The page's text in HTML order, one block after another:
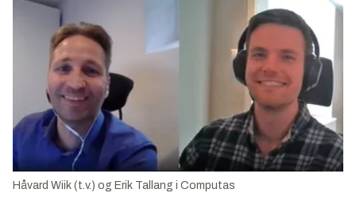
Håvard Wiik (t.v.) og Erik Tallang i Computas